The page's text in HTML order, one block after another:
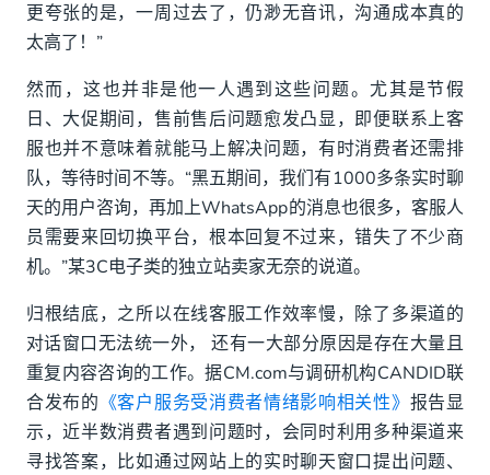
更夸张的是，一周过去了，仍渺无音讯，沟通成本真的
太高了！”
然而，这也并非是他一人遇到这些问题。尤其是节假
日、大促期间，售前售后问题愈发凸显，即便联系上客
服也并不意味着就能马上解决问题，有时消费者还需排
队，等待时间不等。“黑五期间，我们有1000多条实时聊
天的用户咨询，再加上WhatsApp的消息也很多，客服人
员需要来回切换平台，根本回复不过来，错失了不少商
机。”某3C电子类的独立站卖家无奈的说道。
归根结底，之所以在线客服工作效率慢，除了多渠道的
对话窗口无法统一外， 还有一大部分原因是存在大量且
重复内容咨询的工作。据CM.com与调研机构CANDID联
合发布的 《客户服务受消费者情绪影响相关性》 报告显
示，近半数消费者遇到问题时，会同时利用多种渠道来
寻找答案，比如通过网站上的实时聊天窗口提出问题、